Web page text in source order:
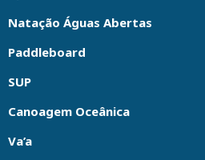
Natação Águas Abertas
Paddleboard
SUP
Canoagem Oceânica
Va’a